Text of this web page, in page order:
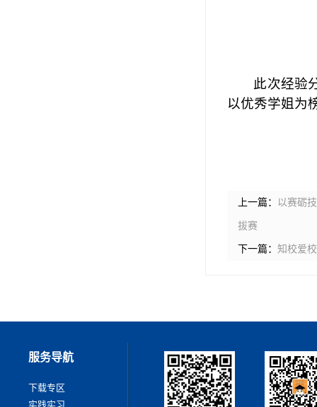
此次经验
以优秀学姐为
上一篇： 以赛砺
拔赛
下一篇： 知校爱
服务导航
下载专区
实践实习